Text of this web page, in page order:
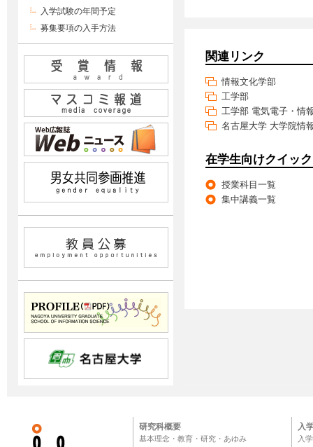
入学試験の年間予定
募集要項の入手方法
関連リンク
情報文化学部
工学部
工学部 電気電子・情
名古屋大学 大学院情
在学生向けクイッ
授業科目一覧
集中講義一覧
研究科概要
基本理念・教育・研究・あゆみ
入
入